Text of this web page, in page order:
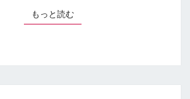
講
座
もっと読むもっと読む